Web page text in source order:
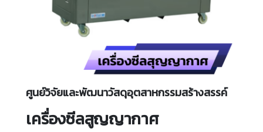
ศูนย์วิจัยและพัฒนาวัสดุอุตสาหกรรมสร้างสรรค์
เครื่องซีลสูญญากาศ